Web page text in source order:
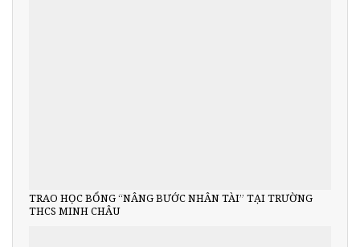
TRAO HỌC BỔNG “NÂNG BƯỚC NHÂN TÀI” TẠI TRƯỜNG
THCS MINH CHÂU